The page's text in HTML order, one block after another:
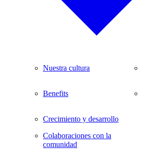
Nuestra cultura
Benefits
Crecimiento y desarrollo
Colaboraciones con la
comunidad